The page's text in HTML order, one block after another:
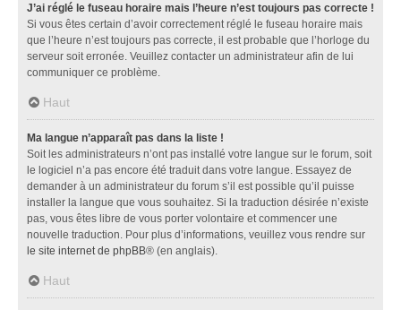
J’ai réglé le fuseau horaire mais l’heure n’est toujours pas correcte !
Si vous êtes certain d’avoir correctement réglé le fuseau horaire mais
que l’heure n’est toujours pas correcte, il est probable que l’horloge du
serveur soit erronée. Veuillez contacter un administrateur afin de lui
communiquer ce problème.
Haut
Ma langue n’apparaît pas dans la liste !
Soit les administrateurs n’ont pas installé votre langue sur le forum, soit
le logiciel n’a pas encore été traduit dans votre langue. Essayez de
demander à un administrateur du forum s’il est possible qu’il puisse
installer la langue que vous souhaitez. Si la traduction désirée n’existe
pas, vous êtes libre de vous porter volontaire et commencer une
nouvelle traduction. Pour plus d’informations, veuillez vous rendre sur
le site internet de phpBB® (en anglais).
Haut